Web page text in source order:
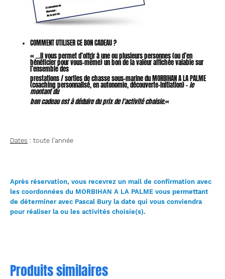
COMMENT UTILISER CE BON CADEAU ?
« …il vous permet d’offrir à une ou plusieurs personnes (ou d’en
bénéficier pour vous-même) un bon de la valeur affichée valable sur
l’ensemble des
prestations / sorties de chasse sous-marine du MORBIHAN A LA PALME
(coaching personnalisé, en autonomie, découverte-initiation) –le
montant du
bon cadeau est à déduire du prix de l’activité choisie.«
Dates : toute l’année
Après réservation, vous recevrez un mail de confirmation avec
les coordonnées du MORBIHAN A LA PALME vous permettant
de déterminer avec Pascal Bury la date qui vous conviendra
pour réaliser la ou les activités choisie(s).
Produits similaires